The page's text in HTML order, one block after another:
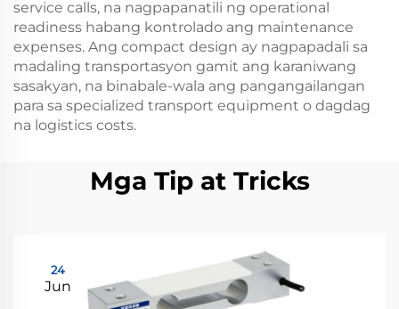
service calls, na nagpapanatili ng operational
readiness habang kontrolado ang maintenance
expenses. Ang compact design ay nagpapadali sa
madaling transportasyon gamit ang karaniwang
sasakyan, na binabale-wala ang pangangailangan
para sa specialized transport equipment o dagdag
na logistics costs.
Mga Tip at Tricks
24
Jun